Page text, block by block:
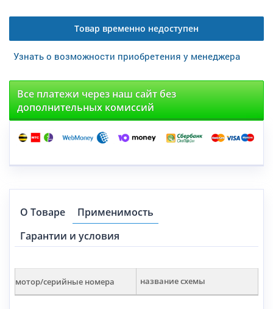
Товар временно недоступен
Узнать о возможности приобретения у менеджера
Все платежи через наш сайт без
дополнительных комиссий
О Товаре
Применимость
Гарантии и условия
мотор/серийные номера название схемы